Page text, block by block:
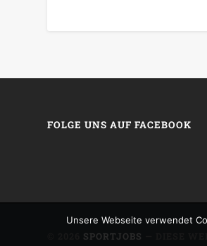
FOLGE UNS AUF FACEBOOK
SPORTJOBS — DIESE
Unsere Webseite verwendet